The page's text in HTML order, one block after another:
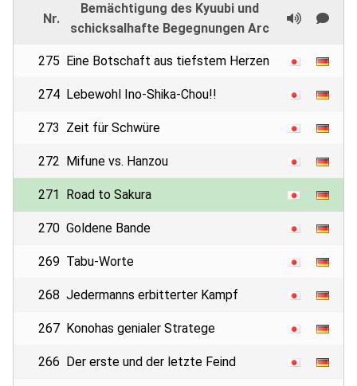
Nr.
Bemächtigung des Kyuubi und
schicksalhafte Begegnungen Arc
275 Eine Botschaft aus tiefstem Herzen
274 Lebewohl Ino-Shika-Chou!!
273 Zeit für Schwüre
272 Mifune vs. Hanzou
271 Road to Sakura
270 Goldene Bande
269 Tabu-Worte
268 Jedermanns erbitterter Kampf
267 Konohas genialer Stratege
266 Der erste und der letzte Feind